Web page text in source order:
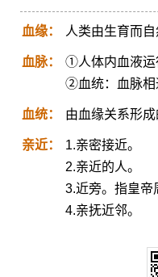
血缘： 人类由生育而
血脉：
①人体内血液运
②血统：血脉相
血统： 由血缘关系形
亲近：
1.亲密接近。
2.亲近的人。
3.近旁。指皇帝
4.亲抚近邻。